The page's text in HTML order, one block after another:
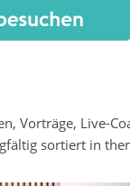
Vorträge, Live-
sortiert in